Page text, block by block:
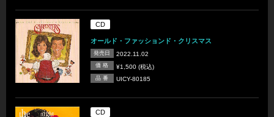
CD
オールド・ファッションド・クリスマス
発売日 2022.11.02
価 格 ¥1,500 (税込)
品 番 UICY-80185
CD